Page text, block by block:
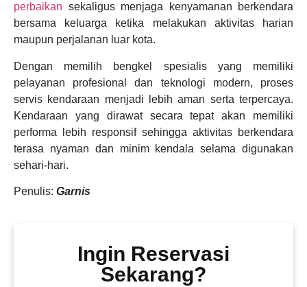
perbaikan sekaligus menjaga kenyamanan berkendara
bersama keluarga ketika melakukan aktivitas harian
maupun perjalanan luar kota.
Dengan memilih bengkel spesialis yang memiliki
pelayanan profesional dan teknologi modern, proses
servis kendaraan menjadi lebih aman serta terpercaya.
Kendaraan yang dirawat secara tepat akan memiliki
performa lebih responsif sehingga aktivitas berkendara
terasa nyaman dan minim kendala selama digunakan
sehari-hari.
Penulis: Garnis
Ingin Reservasi
Sekarang?